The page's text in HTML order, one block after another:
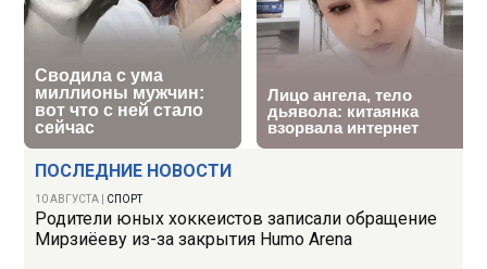
ПОСЛЕДНИЕ НОВОСТИ
10 АВГУСТА СПОРТ
Родители юных хоккеистов записали обращение
Мирзиёеву из-за закрытия Humo Arena